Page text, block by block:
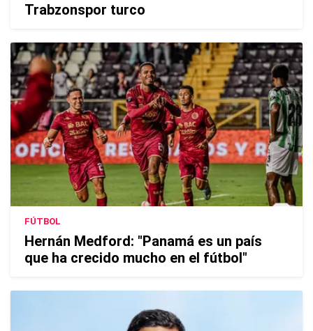
Trabzonspor turco
FÚTBOL
Hernán Medford: "Panamá es un país
que ha crecido mucho en el fútbol"